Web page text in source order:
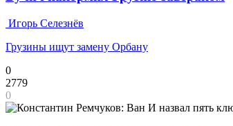
Игорь Селезнёв
Грузины ищут замену Орбану
0
2779
0